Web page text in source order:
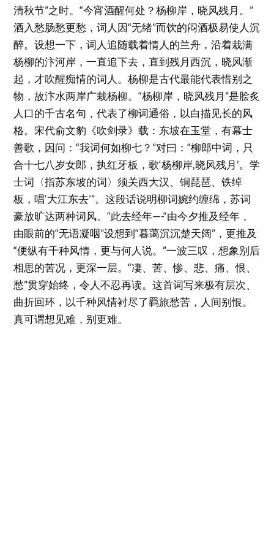
清秋节”之时。“今宵酒醒何处？杨柳岸，晓风残月。”
酒入愁肠愁更愁，词人因“无绪”而饮的闷酒极易使人沉
醉。设想一下，词人追随载着情人的兰舟，沿着栽满
杨柳的汴河岸，一直追下去，直到残月西沉，晓风渐
起，才吹醒痴情的词人。杨柳是古代最能代表惜别之
物，故汴水两岸广栽杨柳。“杨柳岸，晓风残月”是脍炙
人口的千古名句，代表了柳词通俗，以白描见长的风
格。宋代俞文豹《吹剑录》载：东坡在玉堂，有幕士
善歌，因问：“我词何如柳七？”对曰：“柳郎中词，只
合十七八岁女郎，执红牙板，歌‘杨柳岸,晓风残月’。学
士词〈指苏东坡的词〉须关西大汉、铜琵琶、铁绰
板，唱‘大江东去’”。这段话说明柳词婉约缠绵，苏词
豪放旷达两种词风。“此去经年—-“由今夕推及经年，
由眼前的“无语凝咽”设想到“暮蔼沉沉楚天阔”，更推及
“便纵有千种风情，更与何人说。”一波三叹，想象别后
相思的苦况，更深一层。“凄、苦、惨、悲、痛、恨、
愁”贯穿始终，令人不忍再读。这首词写来极有层次、
曲折回环，以千种风情衬尽了羁旅愁苦，人间别恨。
真可谓想见难，别更难。